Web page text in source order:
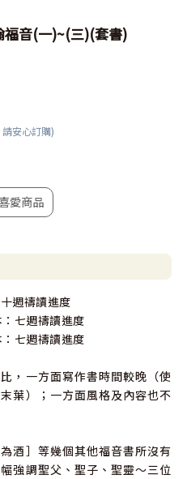
福音(一)~(三)(套書)
安心訂購)
愛商品
週禱讀進度
七週禱讀進度
七週禱讀進度
，一方面寫作書時間較晚（使
葉）；一方面風格及內容也不
酒］等幾個其他福音書所沒有
強調聖父、聖子、聖靈～三位